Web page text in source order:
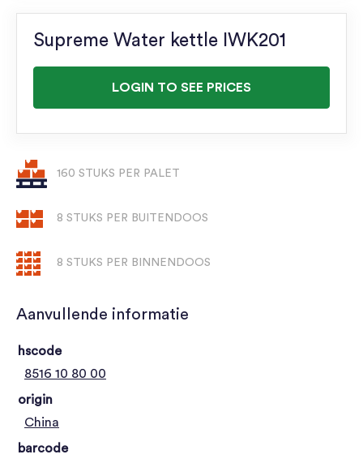
Supreme Water kettle IWK201
LOGIN TO SEE PRICES
160 STUKS PER PALET
8 STUKS PER BUITENDOOS
8 STUKS PER BINNENDOOS
Aanvullende informatie
hscode
8516 10 80 00
origin
China
barcode